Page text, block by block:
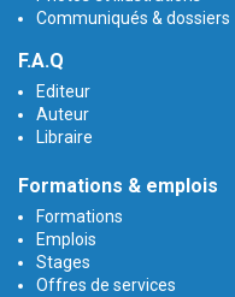
Communiqués & dossiers
F.A.Q
Editeur
Auteur
Libraire
Formations & emplois
Formations
Emplois
Stages
Offres de services